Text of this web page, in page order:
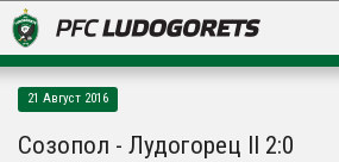
LUDOGORETS TV
21 Август 2016
Созопол - Лудогорец II 2:0